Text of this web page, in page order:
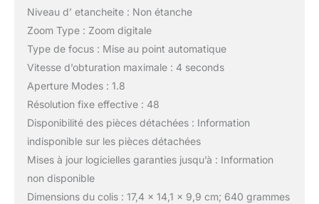
Niveau d’ etancheite : Non étanche
Zoom Type : Zoom digitale
Type de focus : Mise au point automatique
Vitesse d’obturation maximale : 4 seconds
Aperture Modes : 1.8
Résolution fixe effective : 48
Disponibilité des pièces détachées : Information
indisponible sur les pièces détachées
Mises à jour logicielles garanties jusqu’à : Information
non disponible
Dimensions du colis : 17,4 x 14,1 x 9,9 cm; 640 grammes